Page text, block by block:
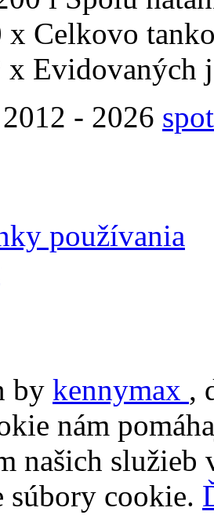
x Celkovo
x Evidovaných
- 2026
používania
by kennymax ,
nám
našich služieb
súbory cookie.